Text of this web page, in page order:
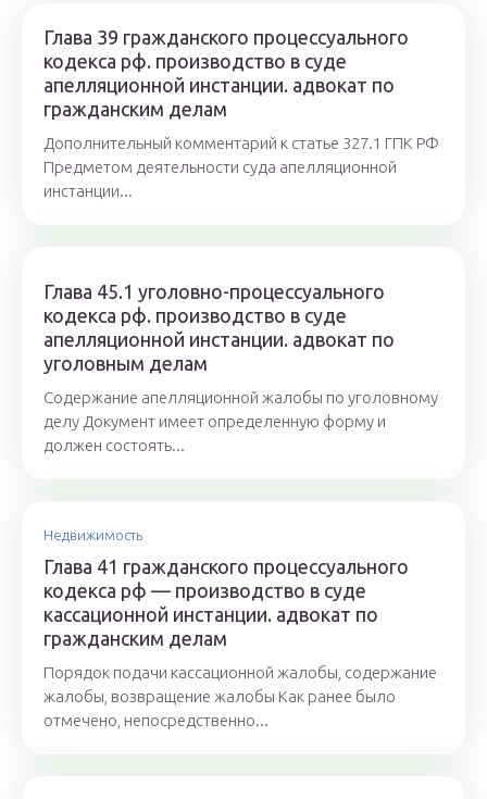
Глава 39 гражданского процессуального
кодекса рф. производство в суде
апелляционной инстанции. адвокат по
гражданским делам
Дополнительный комментарий к статье 327.1 ГПК РФ
Предметом деятельности суда апелляционной
инстанции...
Глава 45.1 уголовно-процессуального
кодекса рф. производство в суде
апелляционной инстанции. адвокат по
уголовным делам
Содержание апелляционной жалобы по уголовному
делу Документ имеет определенную форму и
должен состоять...
Недвижимость
Глава 41 гражданского процессуального
кодекса рф — производство в суде
кассационной инстанции. адвокат по
гражданским делам
Порядок подачи кассационной жалобы, содержание
жалобы, возвращение жалобы Как ранее было
отмечено, непосредственно...